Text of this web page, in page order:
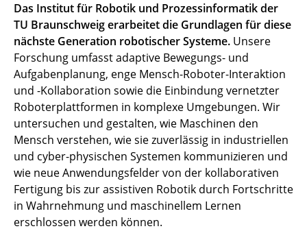
Das Institut für Robotik und Prozessinformatik der
TU Braunschweig erarbeitet die Grundlagen für diese
nächste Generation robotischer Systeme. Unsere
Forschung umfasst adaptive Bewegungs- und
Aufgabenplanung, enge Mensch-Roboter-Interaktion
und -Kollaboration sowie die Einbindung vernetzter
Roboterplattformen in komplexe Umgebungen. Wir
untersuchen und gestalten, wie Maschinen den
Mensch verstehen, wie sie zuverlässig in industriellen
und cyber-physischen Systemen kommunizieren und
wie neue Anwendungsfelder von der kollaborativen
Fertigung bis zur assistiven Robotik durch Fortschritte
in Wahrnehmung und maschinellem Lernen
erschlossen werden können.